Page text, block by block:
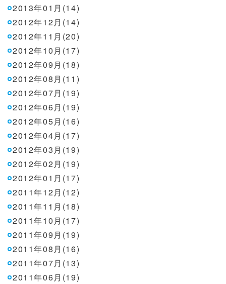
2013年01月(14)
2012年12月(14)
2012年11月(20)
2012年10月(17)
2012年09月(18)
2012年08月(11)
2012年07月(19)
2012年06月(19)
2012年05月(16)
2012年04月(17)
2012年03月(19)
2012年02月(19)
2012年01月(17)
2011年12月(12)
2011年11月(18)
2011年10月(17)
2011年09月(19)
2011年08月(16)
2011年07月(13)
2011年06月(19)